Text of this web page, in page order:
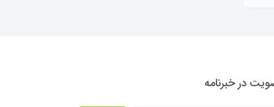
در خبرنامه